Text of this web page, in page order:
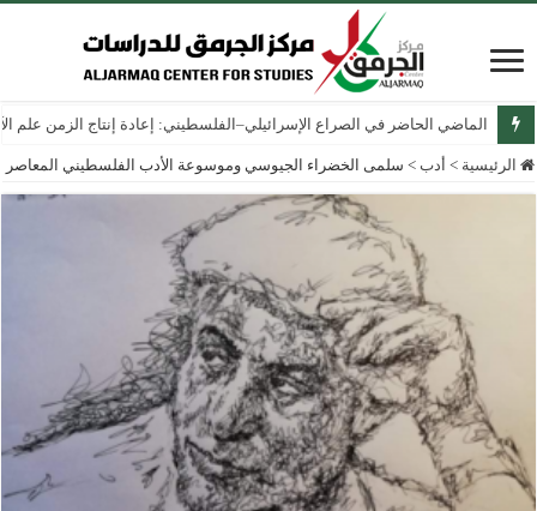
الماضي الحاضر في الصراع الإسرائيلي–الفلسطيني: إعادة إنتاج الزمن علم
الرئيسية > أدب > سلمى الخضراء الجيوسي وموسوعة الأدب الفلسطيني المعاصر